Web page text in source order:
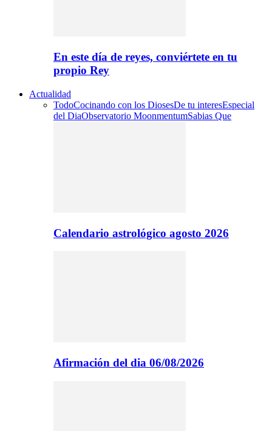
En este día de reyes, conviértete en tu
propio Rey
Actualidad
TodoCocinando con los DiosesDe tu interesEspecial
del DiaObservatorio MoonmentumSabias Que
Calendario astrológico agosto 2026
Afirmación del dia 06/08/2026